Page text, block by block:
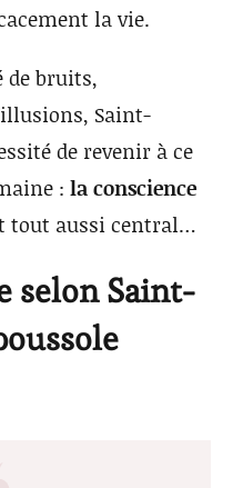
la vie.
de bruits,
Saint-
de revenir à ce
: la conscience
tout aussi central…
selon Saint-